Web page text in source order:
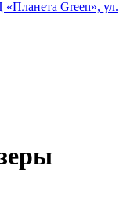
Green», ул.